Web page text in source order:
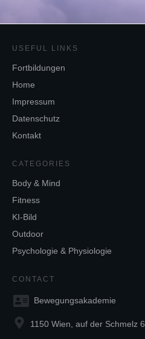
USEFUL LINKS
Fortbildungen
Home
Impressum
Datenschutz
Kontakt
CATEGORIES
Body & Mind
Fitness
KI-Bild
Outdoor
Psychologie & Physiologie
CONTACT
Bewegungsakademie
1150 Wien, auf der Schmelz 6